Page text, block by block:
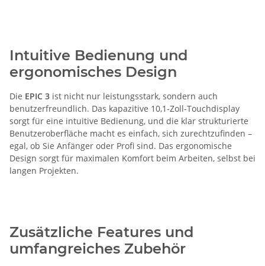
Intuitive Bedienung und
ergonomisches Design
Die EPIC 3 ist nicht nur leistungsstark, sondern auch
benutzerfreundlich. Das kapazitive 10,1-Zoll-Touchdisplay
sorgt für eine intuitive Bedienung, und die klar strukturierte
Benutzeroberfläche macht es einfach, sich zurechtzufinden –
egal, ob Sie Anfänger oder Profi sind. Das ergonomische
Design sorgt für maximalen Komfort beim Arbeiten, selbst bei
langen Projekten.
Zusätzliche Features und
umfangreiches Zubehör